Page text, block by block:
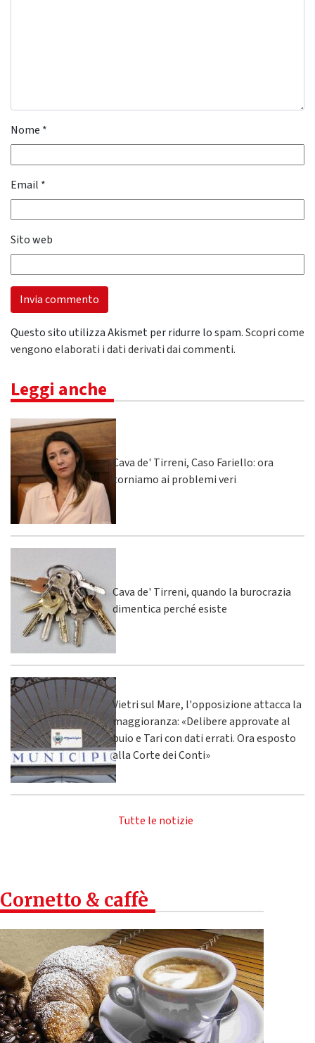
Nome *
Email *
Sito web
Questo sito utilizza Akismet per ridurre lo spam.Scopri come
vengono elaborati i dati derivati dai commenti.
Leggi anche
Cava de' Tirreni, Caso Fariello: ora
torniamo ai problemi veri
Cava de' Tirreni, quando la burocrazia
dimentica perché esiste
Vietri sul Mare, l'opposizione attacca la
maggioranza: «Delibere approvate al
buio e Tari con dati errati. Ora esposto
alla Corte dei Conti»
Tutte le notizie
Cornetto & caffè